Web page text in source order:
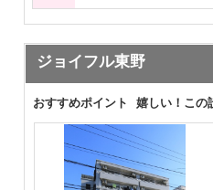
ジョイフル東野
おすすめポイント 嬉しい！この